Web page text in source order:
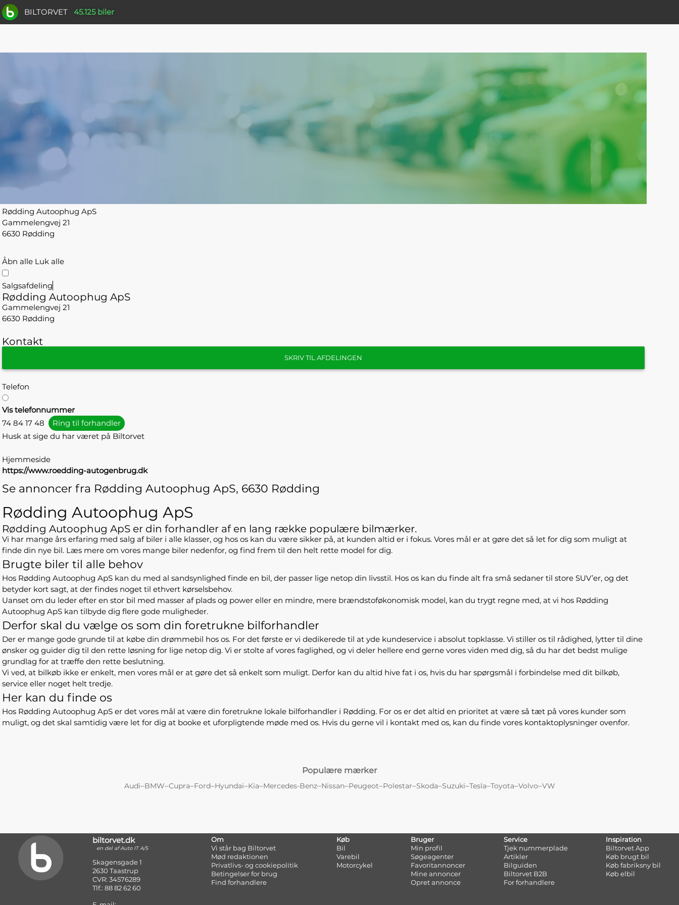
BILTORVET 45.125 biler
Rødding Autoophug ApS
Gammelengvej 21
6630 Rødding
Åbn alle Luk alle
Salgsafdeling
Rødding Autoophug ApS
Gammelengvej 21
6630 Rødding
Kontakt
SKRIV TIL AFDELINGEN
Telefon
Vis telefonnummer
74 84 17 48
Ring til forhandler
Husk at sige du har været på Biltorvet
Hjemmeside
https://www.roedding-autogenbrug.dk
Se annoncer fra Rødding Autoophug ApS, 6630 Rødding
Rødding Autoophug ApS
Rødding Autoophug ApS er din forhandler af en lang række populære bilmærker.
Vi har mange års erfaring med salg af biler i alle klasser, og hos os kan du være sikker på, at kunden altid er i fokus. Vores mål er at gøre det så let for dig som muligt at
finde din nye bil. Læs mere om vores mange biler nedenfor, og find frem til den helt rette model for dig.
Brugte biler til alle behov
Hos Rødding Autoophug ApS kan du med al sandsynlighed finde en bil, der passer lige netop din livsstil. Hos os kan du finde alt fra små sedaner til store SUV’er, og det
betyder kort sagt, at der findes noget til ethvert kørselsbehov.
Uanset om du leder efter en stor bil med masser af plads og power eller en mindre, mere brændstoføkonomisk model, kan du trygt regne med, at vi hos Rødding
Autoophug ApS kan tilbyde dig flere gode muligheder.
Derfor skal du vælge os som din foretrukne bilforhandler
Der er mange gode grunde til at købe din drømmebil hos os. For det første er vi dedikerede til at yde kundeservice i absolut topklasse. Vi stiller os til rådighed, lytter til dine
ønsker og guider dig til den rette løsning for lige netop dig. Vi er stolte af vores faglighed, og vi deler hellere end gerne vores viden med dig, så du har det bedst mulige
grundlag for at træffe den rette beslutning.
Vi ved, at bilkøb ikke er enkelt, men vores mål er at gøre det så enkelt som muligt. Derfor kan du altid hive fat i os, hvis du har spørgsmål i forbindelse med dit bilkøb,
service eller noget helt tredje.
Her kan du finde os
Hos Rødding Autoophug ApS er det vores mål at være din foretrukne lokale bilforhandler i Rødding. For os er det altid en prioritet at være så tæt på vores kunder som
muligt, og det skal samtidig være let for dig at booke et uforpligtende møde med os. Hvis du gerne vil i kontakt med os, kan du finde vores kontaktoplysninger ovenfor.
Populære mærker
Audi–BMW–Cupra–Ford–Hyundai–Kia–Mercedes-Benz–Nissan–Peugeot–Polestar–Skoda–Suzuki–Tesla–Toyota–Volvo–VW
Om
Vi står bag Biltorvet
Mød redaktionen
Privatlivs- og cookiepolitik
Betingelser for brug
Find forhandlere
Køb
Bil
Varebil
Motorcykel
Bruger
Min profil
Søgeagenter
Favoritannoncer
Mine annoncer
Opret annonce
Service
Tjek nummerplade
Artikler
Bilguiden
Biltorvet B2B
For forhandlere
Inspiration
Biltorvet App
Køb brugt bil
Køb fabriksny bil
Køb elbil
biltorvet.dk
en del af Auto IT A/S
Skagensgade 1
2630 Taastrup
CVR: 34576289
Tlf.: 88 82 62 60